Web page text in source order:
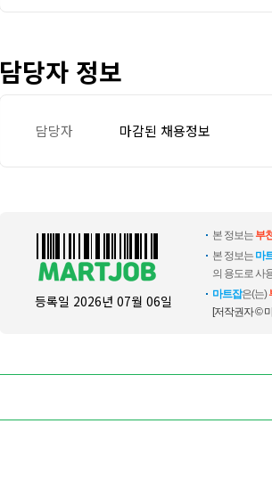
담당자 정보
담당자 마감된 채용정보
등록일 2026년 07월 06일
본 정보는 부
본 정보는 마
의 용도로 사
마트잡은(는)
[저작권자 ©